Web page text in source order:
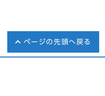
ページの先頭へ戻る